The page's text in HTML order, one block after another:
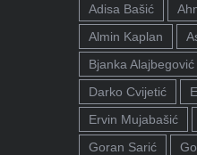
Adisa Bašić
Almin Kaplan
Bjanka Alajbegović
Darko Cvijetić
Ervin Mujabašić
Goran Sarić